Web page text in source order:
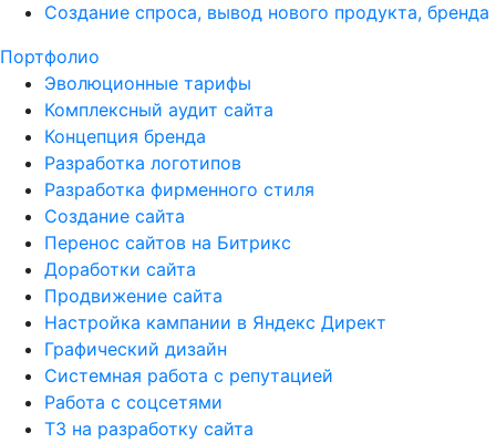
Создание спроса, вывод нового продукта, бренда
Портфолио
Эволюционные тарифы
Комплексный аудит сайта
Концепция бренда
Разработка логотипов
Разработка фирменного стиля
Создание сайта
Перенос сайтов на Битрикс
Доработки сайта
Продвижение сайта
Настройка кампании в Яндекс Директ
Графический дизайн
Системная работа с репутацией
Работа с соцсетями
ТЗ на разработку сайта